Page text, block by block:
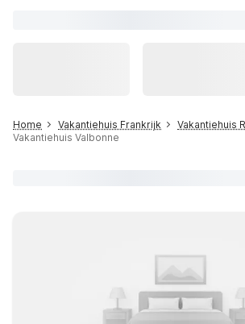
Home Vakantiehuis Frankrijk
Vakantiehuis
Vakantiehuis Valbonne